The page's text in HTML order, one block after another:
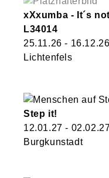
xXxumba - It´s
L34014
25.11.26 - 16.12.26
Lichtenfels
Step it!
12.01.27 -
Burgkunstadt